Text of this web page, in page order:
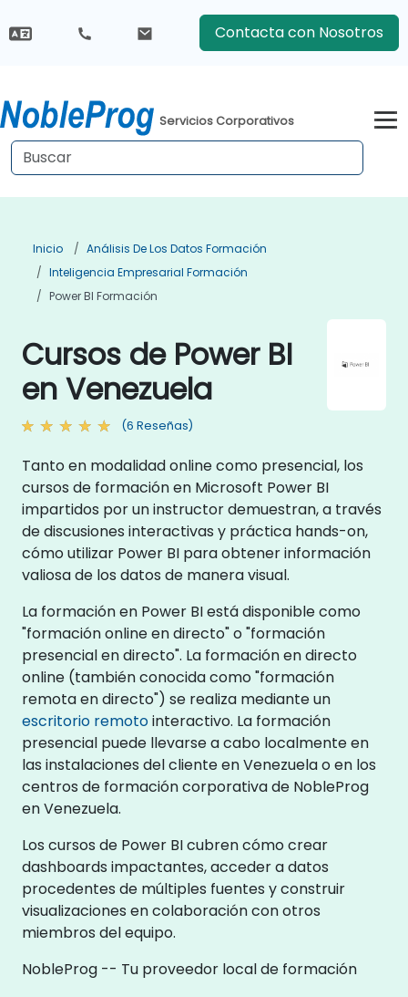
Contacta con Nosotros
Servicios Corporativos
Inicio
Análisis De Los Datos Formación
Inteligencia Empresarial Formación
Power BI Formación
Cursos de Power BI
en Venezuela
(6 Reseñas)
Tanto en modalidad online como presencial, los
cursos de formación en Microsoft Power BI
impartidos por un instructor demuestran, a través
de discusiones interactivas y práctica hands-on,
cómo utilizar Power BI para obtener información
valiosa de los datos de manera visual.
La formación en Power BI está disponible como
"formación online en directo" o "formación
presencial en directo". La formación en directo
online (también conocida como "formación
remota en directo") se realiza mediante un
escritorio remotointeractivo. La formación
presencial puede llevarse a cabo localmente en
las instalaciones del cliente en Venezuela o en los
centros de formación corporativa de NobleProg
en Venezuela.
Los cursos de Power BI cubren cómo crear
dashboards impactantes, acceder a datos
procedentes de múltiples fuentes y construir
visualizaciones en colaboración con otros
miembros del equipo.
NobleProg -- Tu proveedor local de formación